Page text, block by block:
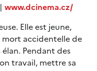
www.dcinema.cz/
Elle est jeune,
mort accidentelle de
Pendant des
travail, mettre sa